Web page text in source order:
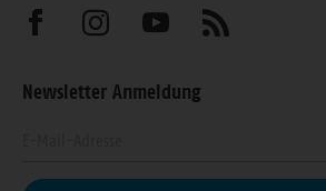
Besuchen
uns
Besuchen
uns
Besuchen
uns
Abonnieren
Newsletter Anmeldung